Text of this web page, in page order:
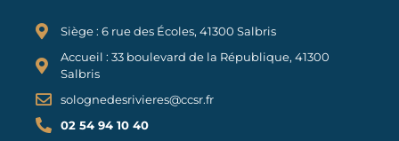
Siège : 6 rue des Écoles, 41300 Salbris
Accueil : 33 boulevard de la République, 41300
Salbris
solognedesrivieres@ccsr.fr
02 54 94 10 40